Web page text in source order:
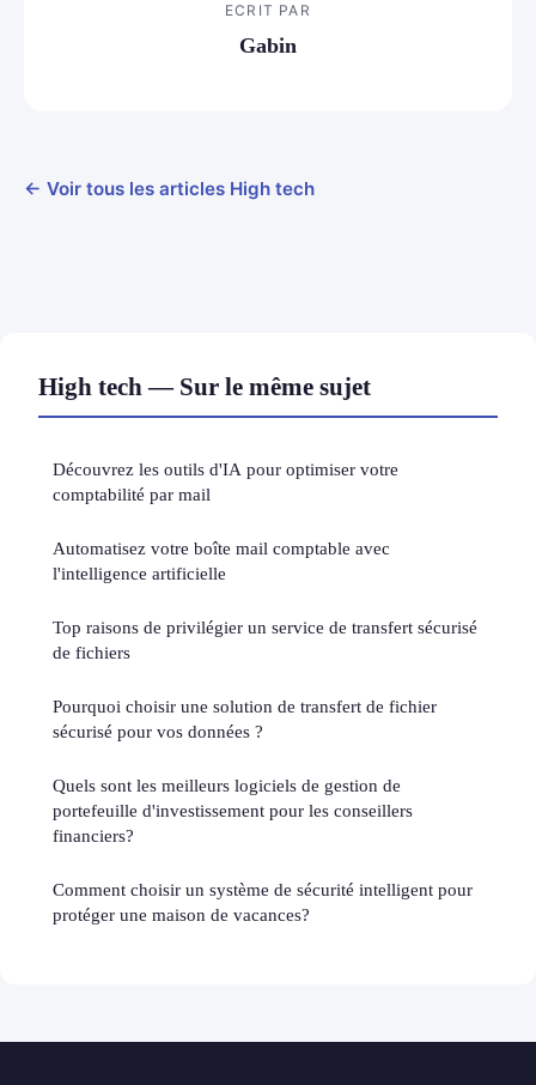
ECRIT PAR
Gabin
← Voir tous les articles High tech
High tech — Sur le même sujet
Découvrez les outils d'IA pour optimiser votre
comptabilité par mail
Automatisez votre boîte mail comptable avec
l'intelligence artificielle
Top raisons de privilégier un service de transfert sécurisé
de fichiers
Pourquoi choisir une solution de transfert de fichier
sécurisé pour vos données ?
Quels sont les meilleurs logiciels de gestion de
portefeuille d'investissement pour les conseillers
financiers?
Comment choisir un système de sécurité intelligent pour
protéger une maison de vacances?